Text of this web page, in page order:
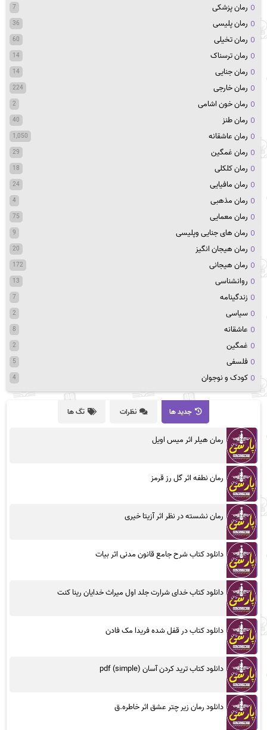
رمان پزشکی 7
رمان پلیسی 36
رمان تخیلی 60
رمان ترسناک 14
رمان جنایی 14
رمان خارجی 224
رمان خون اشامی 2
رمان طنز 40
رمان عاشقانه 1,050
رمان غمگین 29
رمان کلکلی 18
رمان مافیایی 24
رمان مذهبی 4
رمان معمایی 75
رمان های جنایی وپلیسی 9
رمان هیجان انگیز 20
رمان هیجانی 172
روانشناسی 13
زندگینامه 7
سیاسی 2
عاشقانه 8
غمگین 2
فلسفی 5
کودک و نوجوان 4
جدید ها نظرات تگ ها
رمان هیلر اثر میس اویل
رمان نطفه اثر گل رز قرمز
رمان نشسته در نظر اثر آزیتا خیری
دانلود کتاب شرح جامع قانون مدنی اثر بیات
دانلود کتاب خدای شرارت جلد اول میراث خدایان رینا کنت
دانلود کتاب در قفل شده فریدا مک فادن
دانلود کتاب ترید کردن آسان (simple) pdf
دانلود رمان زیر چتر عشق اثر خاطره.ق